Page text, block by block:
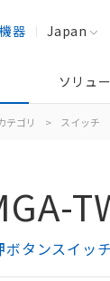
器 Japan
ソリュ
テゴリ > スイッチ
タンスイッ